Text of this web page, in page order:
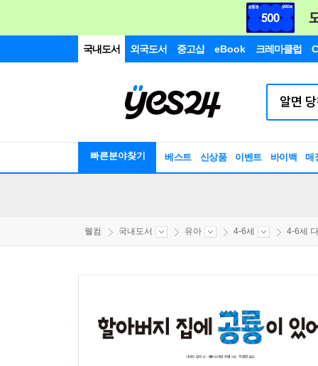
국내도서 외국도서 중고샵 eBook 크레마클럽
빠른분야찾기 베스트 신상품 이벤트 바이백 매
웰컴 국내도서 유아 4-6세 4-6세